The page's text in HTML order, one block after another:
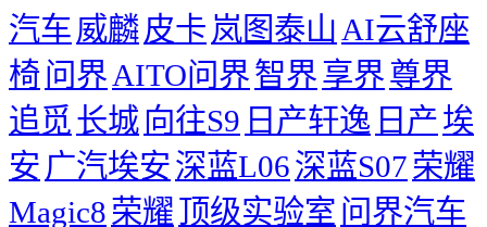
汽车 威麟皮卡 岚图泰山 AI云舒座
椅问界 AITO问界智界享界尊界
追觅长城向往S9 日产轩逸 日产埃
安 广汽埃安深蓝L06深蓝S07 荣耀
Magic8 荣耀 顶级实验室 问界汽车